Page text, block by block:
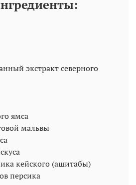
экстракт северного
ямса
мальвы
кейского (ашитабы)
персика